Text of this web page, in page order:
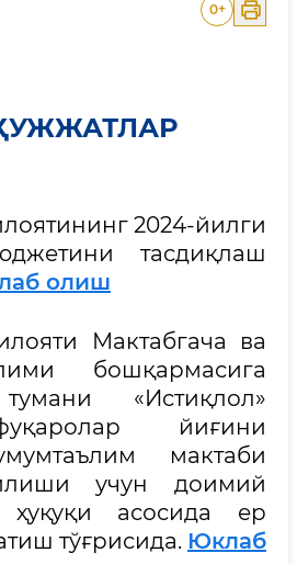
0+
2024-йилги
тасдиқлаш
олиш
Мактабгача ва
бошқармасига
«Истиқлол»
йиғини
мактаби
учун доимий
асосида ер
тўғрисида. Юклаб